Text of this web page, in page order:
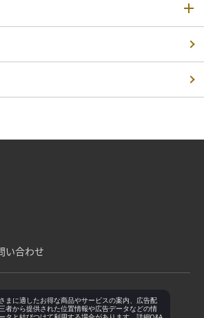
い合わせ
まに適したお得な商品やサービスの案内、広告配
者から提供された位置情報や広告データなどの情